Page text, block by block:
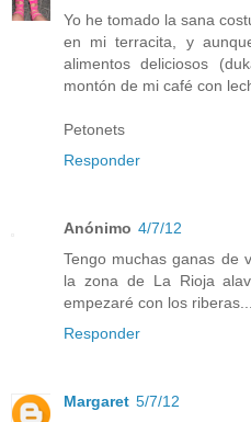
Yo he tomado la sana
en mi terracita, y
alimentos deliciosos
montón de mi café con
Petonets
Responder
Anónimo 4/7/12
Tengo muchas ganas de
la zona de La Rioja
empezaré con los riberas...
Responder
Margaret 5/7/12